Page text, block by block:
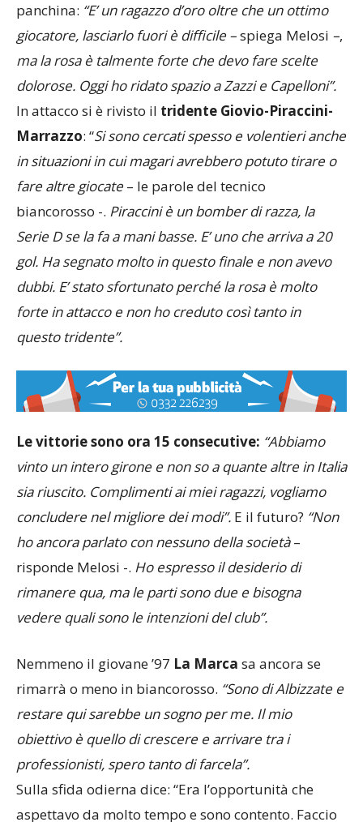
panchina: “E’ un ragazzo d’oro oltre che un ottimo
giocatore, lasciarlo fuori è difficile –spiega Melosi –,
ma la rosa è talmente forte che devo fare scelte
dolorose. Oggi ho ridato spazio a Zazzi e Capelloni”.
In attacco si è rivisto il tridente Giovio-Piraccini-
Marrazzo: “Si sono cercati spesso e volentieri anche
in situazioni in cui magari avrebbero potuto tirare o
fare altre giocate – le parole del tecnico
biancorosso -. Piraccini è un bomber di razza, la
Serie D se la fa a mani basse. E’ uno che arriva a 20
gol. Ha segnato molto in questo finale e non avevo
dubbi. E’ stato sfortunato perché la rosa è molto
forte in attacco e non ho creduto così tanto in
questo tridente”.
vinto un intero girone e non so a quante altre in Italia
sia riuscito. Complimenti ai miei ragazzi, vogliamo
concludere nel migliore dei modi”.
ho ancora parlato con nessuno della società
risponde Melosi -.
Ho espresso il desiderio di
rimanere qua, ma le parti sono due e bisogna
vedere quali sono le intenzioni del club”.
Nemmeno il giovane ’97
restare qui sarebbe un sogno per me. Il mio
obiettivo è quello di crescere e arrivare tra i
professionisti, spero tanto di farcela”.
Sulla sfida odierna dice: “Era l’opportunità che